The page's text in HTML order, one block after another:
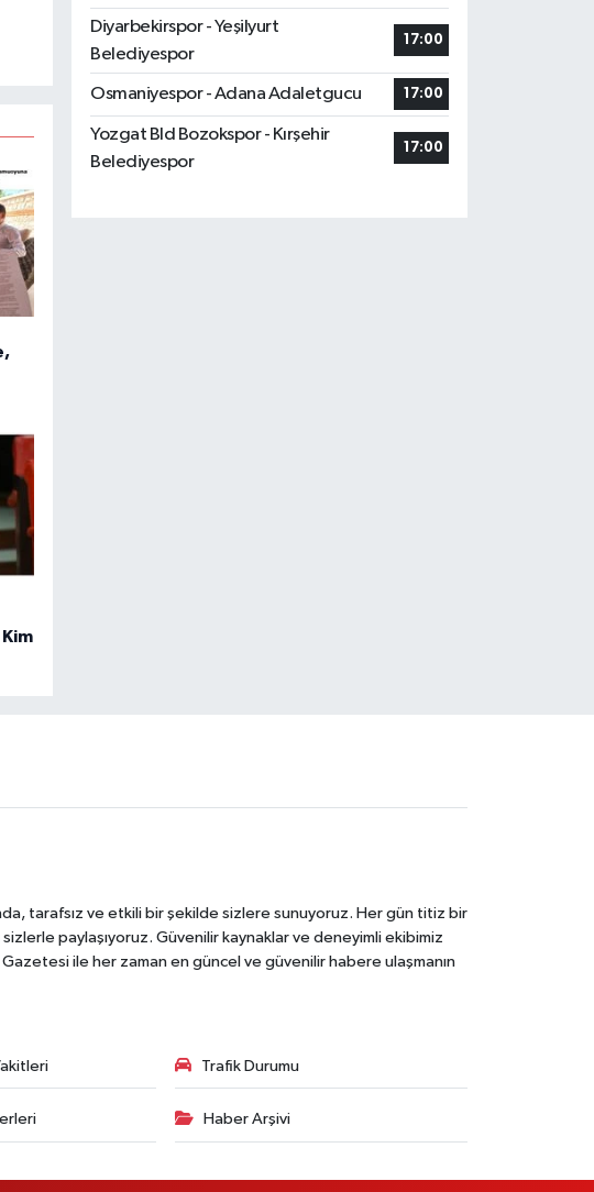
Diyarbekirspor - Yeşilyurt
Belediyespor
17:00
Osmaniyespor - Adana Adaletgucu 17:00
Yozgat Bld Bozokspor - Kırşehir
Belediyespor
17:00
tarafsız ve etkili bir şekilde sizlere sunuyoruz. Her gün titiz bir
sizlerle paylaşıyoruz. Güvenilir kaynaklar ve deneyimli ekibimiz
ile her zaman en güncel ve güvenilir habere ulaşmanın
Trafik Durumu
Haber Arşivi